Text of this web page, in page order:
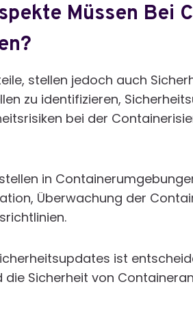
Müssen Bei
stellen jedoch auch
zu identifizieren,
bei der
in
Überwachung der
ist
Sicherheit von